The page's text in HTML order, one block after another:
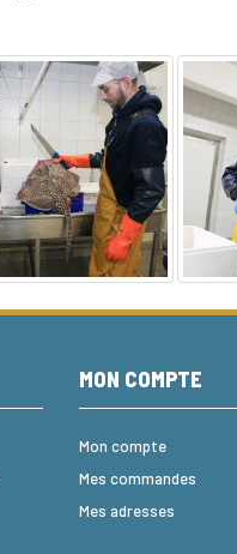
MON COMPTE
Mon compte
Mes commandes
Mes adresses